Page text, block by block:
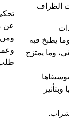
الظراف
يطبخ فيه
وما يمتزج
عن
ومن
طلب